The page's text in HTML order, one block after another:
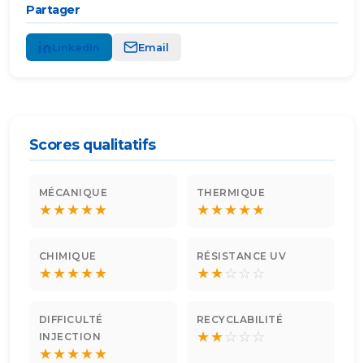
Scores qualitatifs
MÉCANIQUE
★★★★★
THERMIQUE
★★★★★
CHIMIQUE
★★★★★
RÉSISTANCE UV
★★☆ ☆ ☆
DIFFICULTÉ
INJECTION
★★★★★
RECYCLABILITÉ
★★☆ ☆ ☆
Partager
LinkedIn Email